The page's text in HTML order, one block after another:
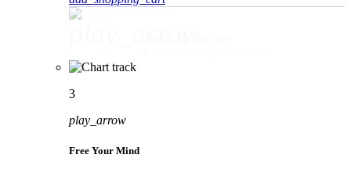
3
play_arrow
Free Your Mind